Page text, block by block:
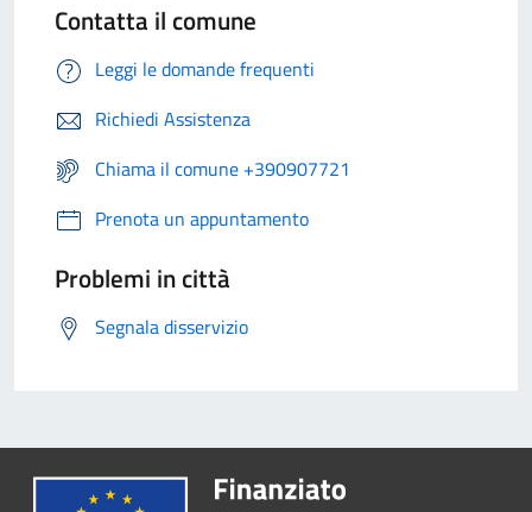
Contatta il comune
Leggi le domande frequenti
Richiedi Assistenza
Chiama il comune +390907721
Prenota un appuntamento
Problemi in città
Segnala disservizio